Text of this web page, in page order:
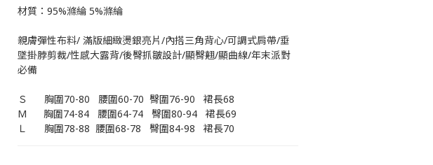
材質：95%滌綸 5%滌綸
親膚彈性布料/ 滿版細緻燙銀亮片/內搭三角背心/可調式肩帶/垂
墜掛脖剪裁/性感大露背/後臀抓皺設計/顯臀翹/顯曲線/年末派對
必備
Ｓ      胸圍70-80   腰圍60-70  臀圍76-90   裙長68
M      胸圍74-84   腰圍64-74   臀圍80-94   裙長69
Ｌ      胸圍78-88  腰圍68-78   臀圍84-98   裙長70